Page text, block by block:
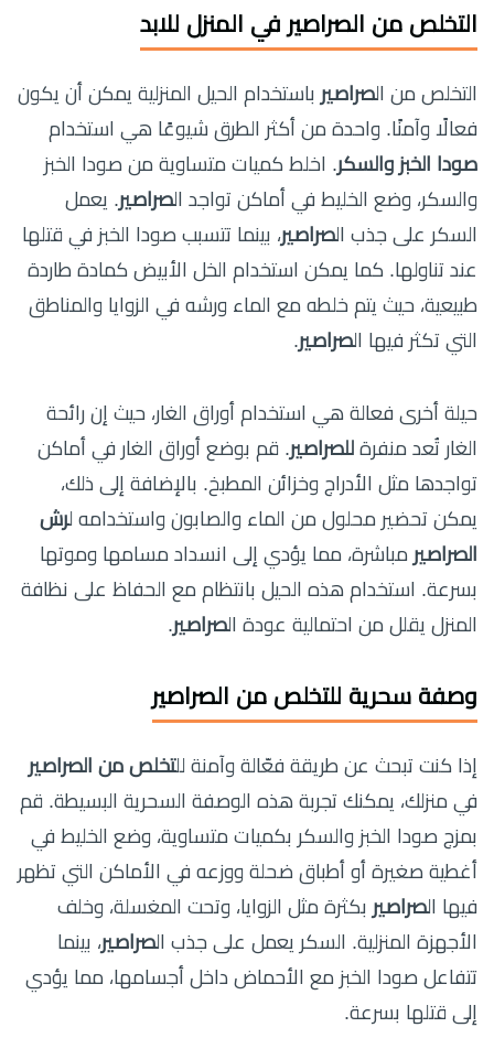
التخلص من الصراصير في المنزل للابد
التخلص من الصراصير باستخدام الحيل المنزلية يمكن أن يكون
فعالًا وآمنًا. واحدة من أكثر الطرق شيوعًا هي استخدام
صودا الخبز والسكر. اخلط كميات متساوية من صودا الخبز
والسكر، وضع الخليط في أماكن تواجد الصراصير. يعمل
السكر على جذب الصراصير، بينما تتسبب صودا الخبز في قتلها
عند تناولها. كما يمكن استخدام الخل الأبيض كمادة طاردة
طبيعية، حيث يتم خلطه مع الماء ورشه في الزوايا والمناطق
التي تكثر فيها الصراصير.
حيلة أخرى فعالة هي استخدام أوراق الغار، حيث إن رائحة
الغار تُعد منفرة للصراصير. قم بوضع أوراق الغار في أماكن
تواجدها مثل الأدراج وخزائن المطبخ. بالإضافة إلى ذلك،
يمكن تحضير محلول من الماء والصابون واستخدامه لرش
الصراصير مباشرة، مما يؤدي إلى انسداد مسامها وموتها
بسرعة. استخدام هذه الحيل بانتظام مع الحفاظ على نظافة
المنزل يقلل من احتمالية عودة الصراصير.
وصفة سحرية للتخلص من الصراصير
إذا كنت تبحث عن طريقة فعّالة وآمنة للتخلص من الصراصير
في منزلك، يمكنك تجربة هذه الوصفة السحرية البسيطة. قم
بمزج صودا الخبز والسكر بكميات متساوية، وضع الخليط في
أغطية صغيرة أو أطباق ضحلة ووزعه في الأماكن التي تظهر
فيها الصراصير بكثرة مثل الزوايا، وتحت المغسلة، وخلف
الأجهزة المنزلية. السكر يعمل على جذب الصراصير، بينما
تتفاعل صودا الخبز مع الأحماض داخل أجسامها، مما يؤدي
إلى قتلها بسرعة.